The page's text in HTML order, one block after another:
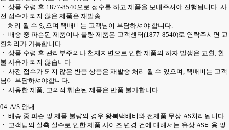
ㆍ 상품 수령 후 1877-8540으로 접수를 하고 제품을 보내주셔야 진행됩니다. 사
전 접수가 되지 않은 제품은 재발송
처리 될 수 있으며 택배비는 고객님이 부담하셔야 합니다.
ㆍ 배송 중 파손된 제품이나 불량 제품은 고객센터(1877-8540)로 연락주시면 교
환처리가 가능합니다.
ㆍ 상품 수령 후 관리부주의나 천재지변으로 인한 제품의 하자 발생은 교환, 환
불 사유가 되지 않습니다.
ㆍ 사전 접수가 되지 않은 반품 상품은 재발송 처리 될 수 있으며, 택배비는 고객
님이 부담하셔야합니다.
ㆍ 사용한 제품, 고의적 훼손된 제품은 반품 불가합니다.
04. A/S 안내
ㆍ 배송 중 파손 및 제품 불량의 경우 왕복택배비와 전제품 무상 AS처리됩니다.
ㆍ 고객님의 실측 실수로 인한 제품 사이즈 변경 건에 대해서는 유상 AS비용 및